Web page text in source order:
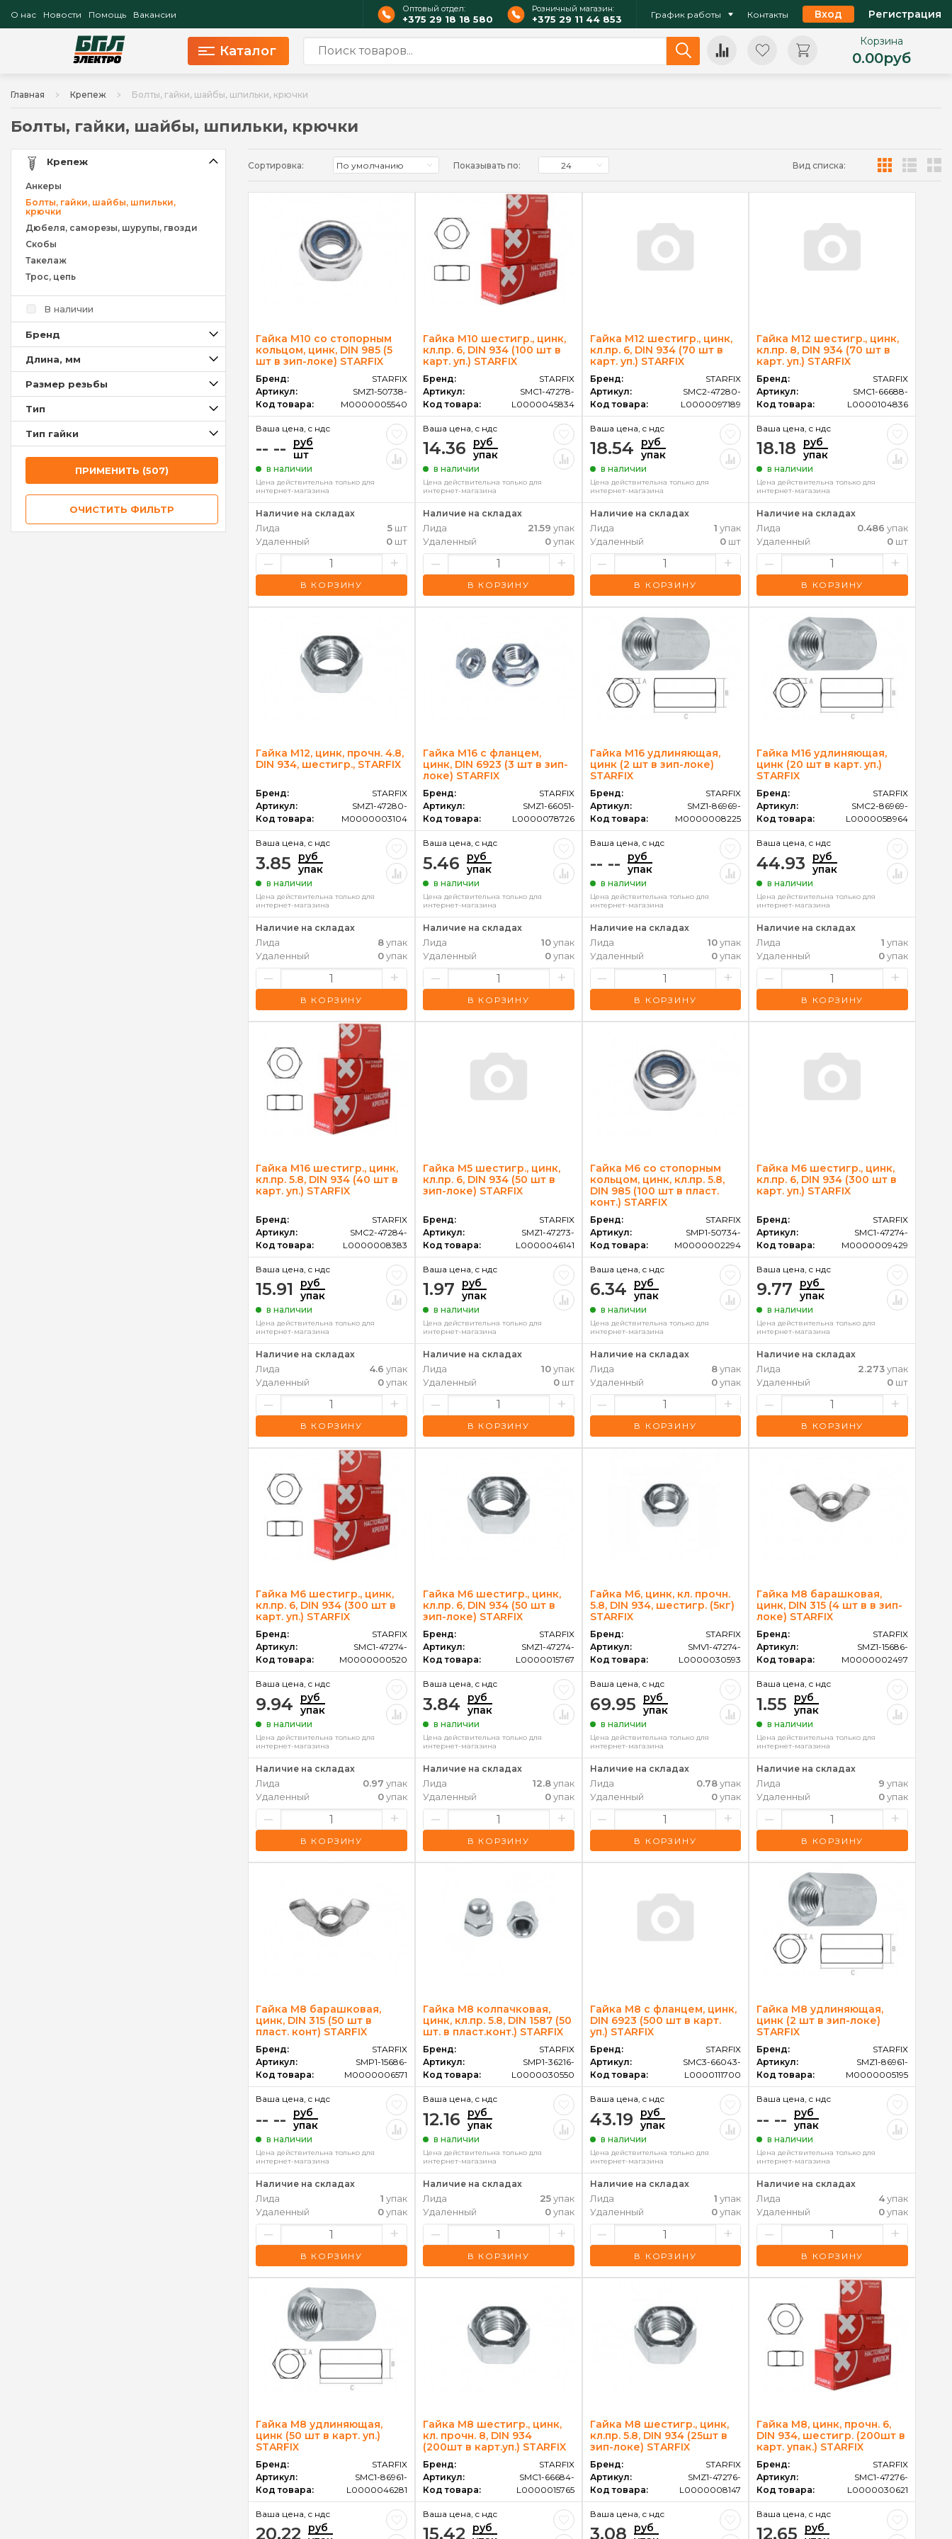
О нас Новости Помощь Вакансии
Оптовый отдел:
+375 29 18 18 580
Розничный магазин:
+375 29 11 44 853 График работы Контакты Вход Регистрация
Каталог
Корзина
0.00руб
Главная Крепеж Болты, гайки, шайбы, шпильки, крючки
Болты, гайки, шайбы, шпильки, крючки
Крепеж
Анкеры
Болты, гайки, шайбы, шпильки,
крючки
Дюбеля, саморезы, шурупы, гвозди
Скобы
Такелаж
Трос, цепь
В наличии
Брeнд
Длина, мм
Размер резьбы
Тип
Тип гайки
ПРИМЕНИТЬ (507)
ОЧИСТИТЬ ФИЛЬТР
Сортировка: По умолчанию Показывать по: 24 Вид списка:
Гайка М10 со стопорным
кольцом, цинк, DIN 985 (5
шт в зип-локе) STARFIX
Бренд:
STARFIX
Артикул:
SMZ1-50738-
Код товара:
M0000005540
Ваша цена, c ндс
-- --
руб
шт
в наличии
Цена действительна только для
интернет-магазина
Наличие на складах
Лида 5шт
Удаленный
0шт
– +
В КОРЗИНУ
Гайка М10 шестигр., цинк,
кл.пр. 6, DIN 934 (100 шт в
карт. уп.) STARFIX
Бренд:
STARFIX
Артикул:
SMC1-47278-
Код товара:
L0000045834
Ваша цена, c ндс
14.36
руб
упак
в наличии
Цена действительна только для
интернет-магазина
Наличие на складах
Лида 21.59 упак
Удаленный
0упак
– +
В КОРЗИНУ
Гайка М12 шестигр., цинк,
кл.пр. 6, DIN 934 (70 шт в
карт. уп.) STARFIX
Бренд:
STARFIX
Артикул:
SMC2-47280-
Код товара:
L0000097189
Ваша цена, c ндс
18.54
руб
упак
в наличии
Цена действительна только для
интернет-магазина
Наличие на складах
Лида 1 упак
Удаленный
0 шт
– +
В КОРЗИНУ
Гайка М12 шестигр., цинк,
кл.пр. 8, DIN 934 (70 шт в
карт. уп.) STARFIX
Бренд:
STARFIX
Артикул:
SMC1-66688-
Код товара:
L0000104836
Ваша цена, c ндс
18.18
руб
упак
в наличии
Цена действительна только для
интернет-магазина
Наличие на складах
Лида 0.486 упак
Удаленный
0 шт
– +
В КОРЗИНУ
Гайка М12, цинк, прочн. 4.8,
DIN 934, шестигр., STARFIX
Бренд:
STARFIX
Артикул:
SMZ1-47280-
Код товара:
M0000003104
Ваша цена, c ндс
3.85
руб
упак
в наличии
Цена действительна только для
интернет-магазина
Наличие на складах
Лида 8упак
Удаленный
0упак
– +
В КОРЗИНУ
Гайка М16 с фланцем,
цинк, DIN 6923 (3 шт в зип-
локе) STARFIX
Бренд:
STARFIX
Артикул:
SMZ1-66051-
Код товара:
L0000078726
Ваша цена, c ндс
5.46
руб
упак
в наличии
Цена действительна только для
интернет-магазина
Наличие на складах
Лида 10упак
Удаленный
0упак
– +
В КОРЗИНУ
Гайка М16 удлиняющая,
цинк (2 шт в зип-локе)
STARFIX
Бренд:
STARFIX
Артикул:
SMZ1-86969-
Код товара:
M0000008225
Ваша цена, c ндс
-- --
руб
упак
в наличии
Цена действительна только для
интернет-магазина
Наличие на складах
Лида 10упак
Удаленный
0упак
– +
В КОРЗИНУ
Гайка М16 удлиняющая,
цинк (20 шт в карт. уп.)
STARFIX
Бренд:
STARFIX
Артикул:
SMC2-86969-
Код товара:
L0000058964
Ваша цена, c ндс
44.93
руб
упак
в наличии
Цена действительна только для
интернет-магазина
Наличие на складах
Лида 1 упак
Удаленный
0упак
– +
В КОРЗИНУ
Гайка М16 шестигр., цинк,
кл.пр. 5.8, DIN 934 (40 шт в
карт. уп.) STARFIX
Бренд:
STARFIX
Артикул:
SMC2-47284-
Код товара:
L0000008383
Ваша цена, c ндс
15.91
руб
упак
в наличии
Цена действительна только для
интернет-магазина
Наличие на складах
Лида 4.6 упак
Удаленный
0упак
– +
В КОРЗИНУ
Гайка М5 шестигр., цинк,
кл.пр. 6, DIN 934 (50 шт в
зип-локе) STARFIX
Бренд:
STARFIX
Артикул:
SMZ1-47273-
Код товара:
L0000046141
Ваша цена, c ндс
1.97
руб
упак
в наличии
Цена действительна только для
интернет-магазина
Наличие на складах
Лида 10упак
Удаленный
0шт
– +
В КОРЗИНУ
Гайка М6 со стопорным
кольцом, цинк, кл.пр. 5.8,
DIN 985 (100 шт в пласт.
конт.) STARFIX
Бренд:
STARFIX
Артикул:
SMP1-50734-
Код товара:
M0000002294
Ваша цена, c ндс
6.34
руб
упак
в наличии
Цена действительна только для
интернет-магазина
Наличие на складах
Лида 8упак
Удаленный
0упак
– +
В КОРЗИНУ
Гайка М6 шестигр., цинк,
кл.пр. 6, DIN 934 (300 шт в
карт. уп.) STARFIX
Бренд:
STARFIX
Артикул:
SMC1-47274-
Код товара:
M0000009429
Ваша цена, c ндс
9.77
руб
упак
в наличии
Цена действительна только для
интернет-магазина
Наличие на складах
Лида 2.273упак
Удаленный
0 шт
– +
В КОРЗИНУ
Гайка М6 шестигр., цинк,
кл.пр. 6, DIN 934 (300 шт в
карт. уп.) STARFIX
Бренд:
STARFIX
Артикул:
SMC1-47274-
Код товара:
M0000000520
Ваша цена, c ндс
9.94
руб
упак
в наличии
Цена действительна только для
интернет-магазина
Наличие на складах
Лида 0.97 упак
Удаленный
0упак
– +
В КОРЗИНУ
Гайка М6 шестигр., цинк,
кл.пр. 6, DIN 934 (50 шт в
зип-локе) STARFIX
Бренд:
STARFIX
Артикул:
SMZ1-47274-
Код товара:
L0000015767
Ваша цена, c ндс
3.84
руб
упак
в наличии
Цена действительна только для
интернет-магазина
Наличие на складах
Лида 12.8упак
Удаленный
0упак
– +
В КОРЗИНУ
Гайка М6, цинк, кл. прочн.
5.8, DIN 934, шестигр. (5кг)
STARFIX
Бренд:
STARFIX
Артикул:
SMV1-47274-
Код товара:
L0000030593
Ваша цена, c ндс
69.95
руб
упак
в наличии
Цена действительна только для
интернет-магазина
Наличие на складах
Лида 0.78упак
Удаленный
0упак
– +
В КОРЗИНУ
Гайка М8 барашковая,
цинк, DIN 315 (4 шт в в зип-
локе) STARFIX
Бренд:
STARFIX
Артикул:
SMZ1-15686-
Код товара:
M0000002497
Ваша цена, c ндс
1.55
руб
упак
в наличии
Цена действительна только для
интернет-магазина
Наличие на складах
Лида 9 упак
Удаленный
0упак
– +
В КОРЗИНУ
Гайка М8 барашковая,
цинк, DIN 315 (50 шт в
пласт. конт) STARFIX
Бренд:
STARFIX
Артикул:
SMP1-15686-
Код товара:
M0000006571
Ваша цена, c ндс
-- --
руб
упак
в наличии
Цена действительна только для
интернет-магазина
Наличие на складах
Лида 1 упак
Удаленный
0упак
– +
В КОРЗИНУ
Гайка М8 колпачковая,
цинк, кл.пр. 5.8, DIN 1587 (50
шт. в пласт.конт.) STARFIX
Бренд:
STARFIX
Артикул:
SMP1-36216-
Код товара:
L0000030550
Ваша цена, c ндс
12.16
руб
упак
в наличии
Цена действительна только для
интернет-магазина
Наличие на складах
Лида 25упак
Удаленный
0упак
– +
В КОРЗИНУ
Гайка М8 с фланцем, цинк,
DIN 6923 (500 шт в карт.
уп.) STARFIX
Бренд:
STARFIX
Артикул:
SMC3-66043-
Код товара:
L0000111700
Ваша цена, c ндс
43.19
руб
упак
в наличии
Цена действительна только для
интернет-магазина
Наличие на складах
Лида 1 упак
Удаленный
0упак
– +
В КОРЗИНУ
Гайка М8 удлиняющая,
цинк (2 шт в зип-локе)
STARFIX
Бренд:
STARFIX
Артикул:
SMZ1-86961-
Код товара:
M0000005195
Ваша цена, c ндс
-- --
руб
упак
в наличии
Цена действительна только для
интернет-магазина
Наличие на складах
Лида 4упак
Удаленный
0упак
– +
В КОРЗИНУ
Гайка М8 удлиняющая,
цинк (50 шт в карт. уп.)
STARFIX
Бренд:
STARFIX
Артикул:
SMC1-86961-
Код товара:
L0000046281
Ваша цена, c ндс
20.22
руб
Гайка М8 шестигр., цинк,
кл. прочн. 8, DIN 934
(200шт в карт.уп.) STARFIX
Бренд:
STARFIX
Артикул:
SMC1-66684-
Код товара:
L0000015765
Ваша цена, c ндс
15.42
руб
Гайка М8 шестигр., цинк,
кл.пр. 5.8, DIN 934 (25шт в
зип-локе) STARFIX
Бренд:
STARFIX
Артикул:
SMZ1-47276-
Код товара:
L0000008147
Ваша цена, c ндс
3.08
руб
Гайка М8, цинк, прочн. 6,
DIN 934, шестигр. (200шт в
карт. упак.) STARFIX
Бренд:
STARFIX
Артикул:
SMC1-47276-
Код товара:
L0000030621
Ваша цена, c ндс
12.65
руб